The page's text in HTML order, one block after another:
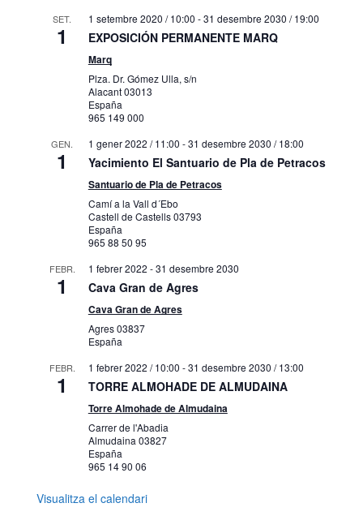
SET.
1
1 setembre 2020 / 10:00 -31 desembre 2030 / 19:00
EXPOSICIÓN PERMANENTE MARQ
Marq
Plza. Dr. Gómez Ulla, s/n
Alacant03013
España
965 149 000
GEN.
1
1 gener 2022 / 11:00 -31 desembre 2030 / 18:00
Yacimiento El Santuario de Pla de Petracos
Santuario de Pla de Petracos
Camí a la Vall d´Ebo
Castell de Castells03793
España
965 88 50 95
FEBR.
1
1 febrer 2022 -31 desembre 2030
Cava Gran de Agres
Cava Gran de Agres
Agres03837
España
FEBR.
1
1 febrer 2022 / 10:00 -31 desembre 2030 / 13:00
TORRE ALMOHADE DE ALMUDAINA
Torre Almohade de Almudaina
Carrer de l'Abadia
Almudaina 03827
España
965 14 90 06
Visualitza el calendari